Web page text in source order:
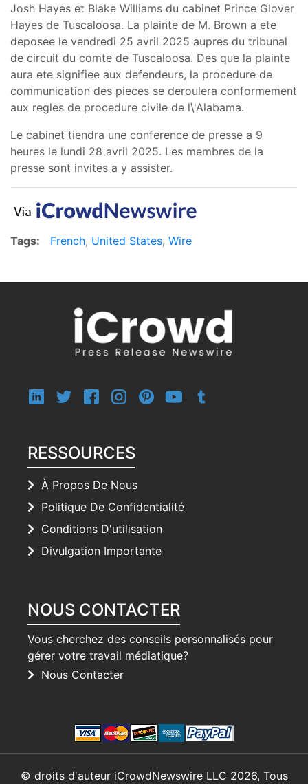
Josh Hayes et Blake Williams du cabinet Prince Glover
Hayes de Tuscaloosa. La plainte de M. Brown a ete
deposee le vendredi 25 avril 2025 aupres du tribunal
de circuit du comte de Tuscaloosa. Des que la plainte
aura ete signifiee aux defendeurs, la procedure de
communication des pieces se deroulera conformement
aux regles de procedure civile de l\'Alabama.
Le cabinet tiendra une conference de presse a 9
heures le lundi 28 avril 2025. Les membres de la
presse sont invites a y assister.
Tags: French, United States, Wire
RESSOURCES
À Propos De Nous
Politique De Confidentialité
Conditions D'utilisation
Divulgation Importante
NOUS CONTACTER
Vous cherchez des conseils personnalisés pour
gérer votre travail médiatique?
Nous Contacter
© droits d'auteur iCrowdNewswire LLC 2026, Tous